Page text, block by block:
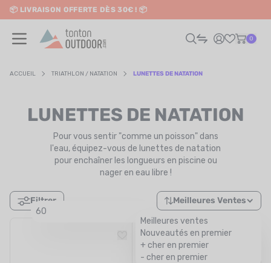
content
📦 LIVRAISON OFFERTE DÈS 30€ ! 📦
✨ RETRAIT EN MAGASIN GRATUIT
0
/ RUNNING
/ VOYAGE
/ NATATION
ACCUEIL TRIATHLON / NATATION LUNETTES DE NATATION
LUNETTES DE NATATION
Pour vous sentir "comme un poisson" dans
l'eau, équipez-vous de lunettes de natation
pour enchaîner les longueurs en piscine ou
nager en eau libre !
Filtrer
60
Meilleures Ventes
Meilleures ventes
Nouveautés en premier
+ cher en premier
- cher en premier